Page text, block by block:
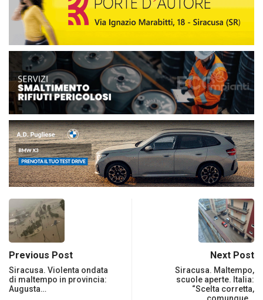
Previous Post
Siracusa. Violenta ondata
di maltempo in provincia:
Augusta…
Next Post
Siracusa. Maltempo,
scuole aperte. Italia:
“Scelta corretta,